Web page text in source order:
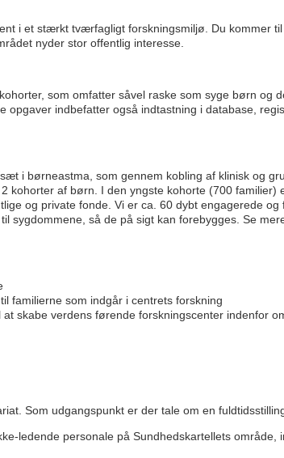
i et stærkt tværfagligt forskningsmiljø. Du kommer
nyder stor offentlig interesse.
som omfatter såvel raske som syge børn
opgaver indbefatter også indtastning i database,
i børneastma, som gennem kobling af klinisk og
kohorter af børn. I den yngste kohorte (700
og private fonde. Vi er ca. 60 dybt engagerede
sygdommene, så de på sigt kan forebygges. Se
familierne som indgår i centrets forskning
skabe verdens førende forskningscenter indenfor
Som udgangspunkt er der tale om en
ledende personale på Sundhedskartellets